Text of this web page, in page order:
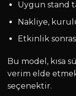
Uygun stand
Nakliye,
Etkinlik
Bu model, kısa
verim elde
seçenektir.